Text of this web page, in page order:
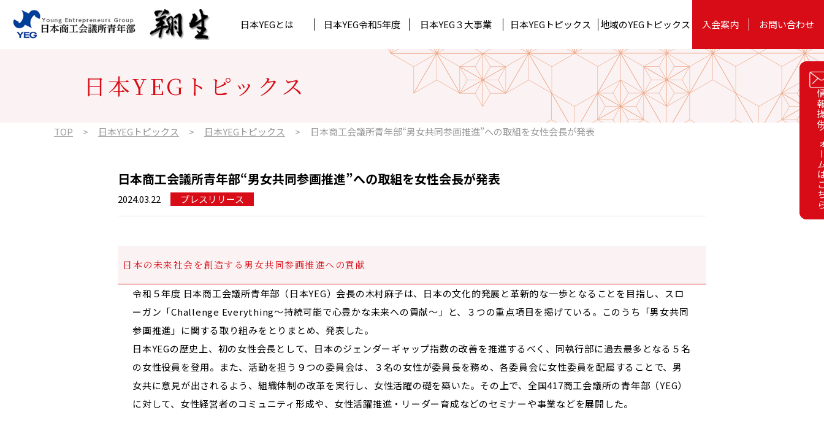
日本YEGとは
所属単会 お役立ちツール
日本YEG令和5年度
道府県連代表理事 委員会
持続可能な未来へ 日本YEG Action YEG BUSINESS EXPO 2023
日本YEG３大事業 日本YEG トピックス
月刊石垣
地域のYEGトピックス
北陸信越ブロック 関東ブロック
四国ブロック
九州ブロック
入会案内 お問い合わせ
日本YEGトピックス
TOP 日本YEGトピックス 日本YEGトピックス 日本商工会議所青年部“男女共同参画推進”への取組を女性会長が発表
日本商工会議所青年部“男女共同参画推進”への取組を女性会長が発表
2024.03.22 プレスリリース
日本の未来社会を創造する男女共同参画推進への貢献
令和５年度 日本商工会議所青年部（日本YEG）会長の木村麻子は、日本の文化的発展と革新的な一歩となることを目指し、スロ
ーガン「Challenge Everything～持続可能で心豊かな未来への貢献～」と、３つの重点項目を掲げている。このうち「男女共同
参画推進」に関する取り組みをとりまとめ、発表した。
日本YEGの歴史上、初の女性会長として、日本のジェンダーギャップ指数の改善を推進するべく、同執行部に過去最多となる５名
の女性役員を登用。また、活動を担う９つの委員会は、３名の女性が委員長を務め、各委員会に女性委員を配属することで、男
女共に意見が出されるよう、組織体制の改革を実行し、女性活躍の礎を築いた。その上で、全国417商工会議所の青年部（YEG）
に対して、女性経営者のコミュニティ形成や、女性活躍推進・リーダー育成などのセミナーや事業などを展開した。
情報提
情報提